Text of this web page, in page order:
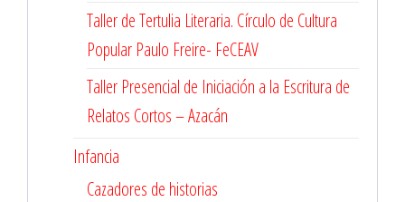
Taller de Tertulia Literaria. Círculo de Cultura
Popular Paulo Freire- FeCEAV
Taller Presencial de Iniciación a la Escritura de
Relatos Cortos – Azacán
Infancia
Cazadores de historias